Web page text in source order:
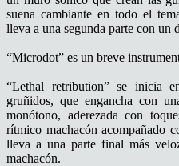
suena cambiante en todo el
lleva a una segunda parte con un
“Microdot” es un breve
“Lethal retribution” se inicia
gruñidos, que engancha con
monótono, aderezada con
rítmico machacón acompañado
lleva a una parte final más
machacón.